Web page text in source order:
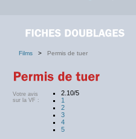
Films > Permis de tuer
Votre avis
sur la VF :
2.10/5
1
2
3
4
5